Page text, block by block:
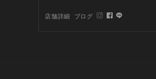
店舗詳細 ブログ